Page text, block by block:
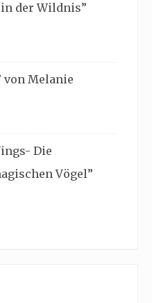
der Wildnis”
von Melanie
Die
Vögel”